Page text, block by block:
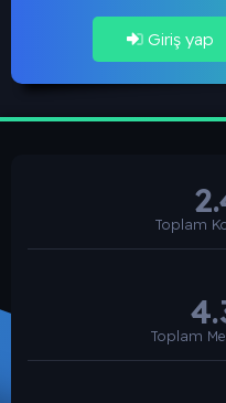
Giriş yap
Toplam
Toplam